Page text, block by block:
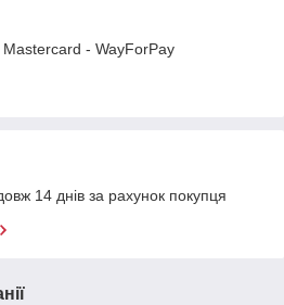
- WayForPay
14 днів за рахунок покупця